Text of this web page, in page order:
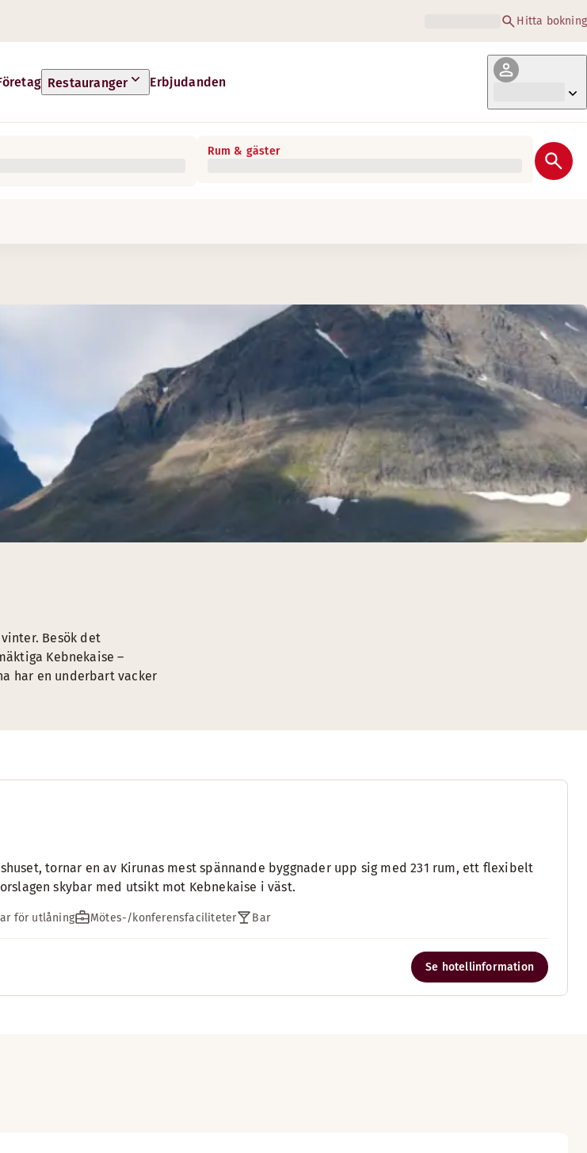
Hitta bokning
Restauranger Erbjudanden
Rum & gäster
tornar en av Kirunas mest spännande byggnader upp sig med 231 rum, ett flexibelt
skybar med utsikt mot Kebnekaise i väst.
för utlåning Mötes-/konferensfaciliteter Bar
Se hotellinformation
Besök det
Kebnekaise –
har en underbart vacker